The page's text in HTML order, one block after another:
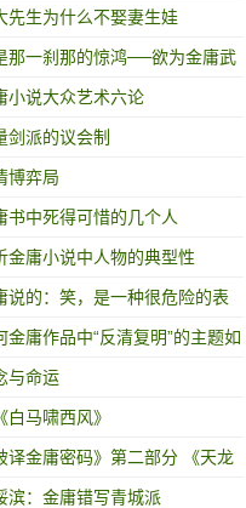
先生为什么不娶妻生娃
那一刹那的惊鸿──欲为金庸武
之塞万提斯
小说大众艺术六论
剑派的议会制
博弈局
书中死得可惜的几个人
金庸小说中人物的典型性
说的：笑，是一种很危险的表
金庸作品中“反清复明”的主题如
显？他与清朝有何仇恨？
与命运
白马啸西风》
译金庸密码》第二部分 《天龙
》
滨：金庸错写青城派